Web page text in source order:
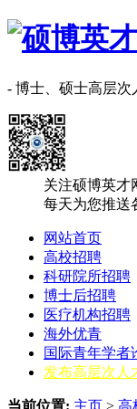
- 博士、硕士高层次
关注硕博英才
每天为您推送
网站首页
高校招聘
科研院所招聘
博士后招聘
医疗机构招聘
海外优青
国际青年学者
发布高层次人
当前位置: 主页 > 高